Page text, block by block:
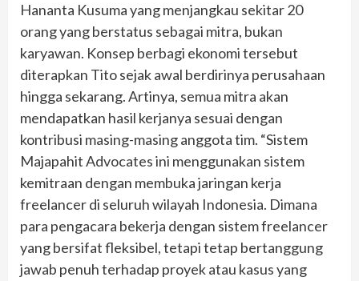
Hananta Kusuma yang menjangkau sekitar 20
orang yang berstatus sebagai mitra, bukan
karyawan. Konsep berbagi ekonomi tersebut
diterapkan Tito sejak awal berdirinya perusahaan
hingga sekarang. Artinya, semua mitra akan
mendapatkan hasil kerjanya sesuai dengan
kontribusi masing-masing anggota tim. “Sistem
Majapahit Advocates ini menggunakan sistem
kemitraan dengan membuka jaringan kerja
freelancer di seluruh wilayah Indonesia. Dimana
para pengacara bekerja dengan sistem freelancer
yang bersifat fleksibel, tetapi tetap bertanggung
jawab penuh terhadap proyek atau kasus yang